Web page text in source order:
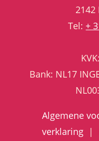
2142
Tel: +
Bank: NL17
Algemene
verklaring |